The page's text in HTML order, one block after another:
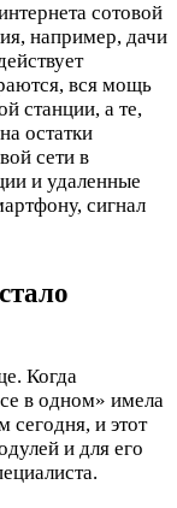
сотовой
например, дачи
вся мощь
станции, а те,
остатки
сети в
и удаленные
сигнал
Когда
в одном» имела
сегодня, и этот
и для его